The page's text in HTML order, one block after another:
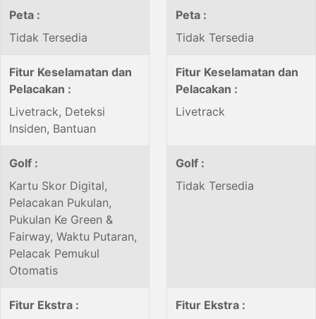
Peta :
Tidak Tersedia
Peta :
Tidak Tersedia
Fitur Keselamatan dan
Pelacakan :
Livetrack, Deteksi
Insiden, Bantuan
Fitur Keselamatan dan
Pelacakan :
Livetrack
Golf :
Kartu Skor Digital,
Pelacakan Pukulan,
Pukulan Ke Green &
Fairway, Waktu Putaran,
Pelacak Pemukul
Otomatis
Golf :
Tidak Tersedia
Fitur Ekstra : Fitur Ekstra :